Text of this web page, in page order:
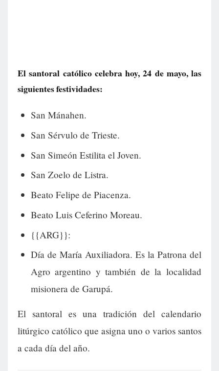
El santoral católico celebra hoy, 24 de mayo, las
siguientes festividades:
San Mánahen.
San Sérvulo de Trieste.
San Simeón Estilita el Joven.
San Zoelo de Listra.
Beato Felipe de Piacenza.
Beato Luis Ceferino Moreau.
{{ARG}}:
Día de María Auxiliadora. Es la Patrona del
Agro argentino y también de la localidad
misionera de Garupá.
El santoral es una tradición del calendario
litúrgico católico que asigna uno o varios santos
a cada día del año.